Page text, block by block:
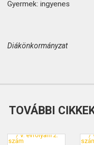
Gyermek: ingyenes
Diákönkormányzat
TOVÁBBI